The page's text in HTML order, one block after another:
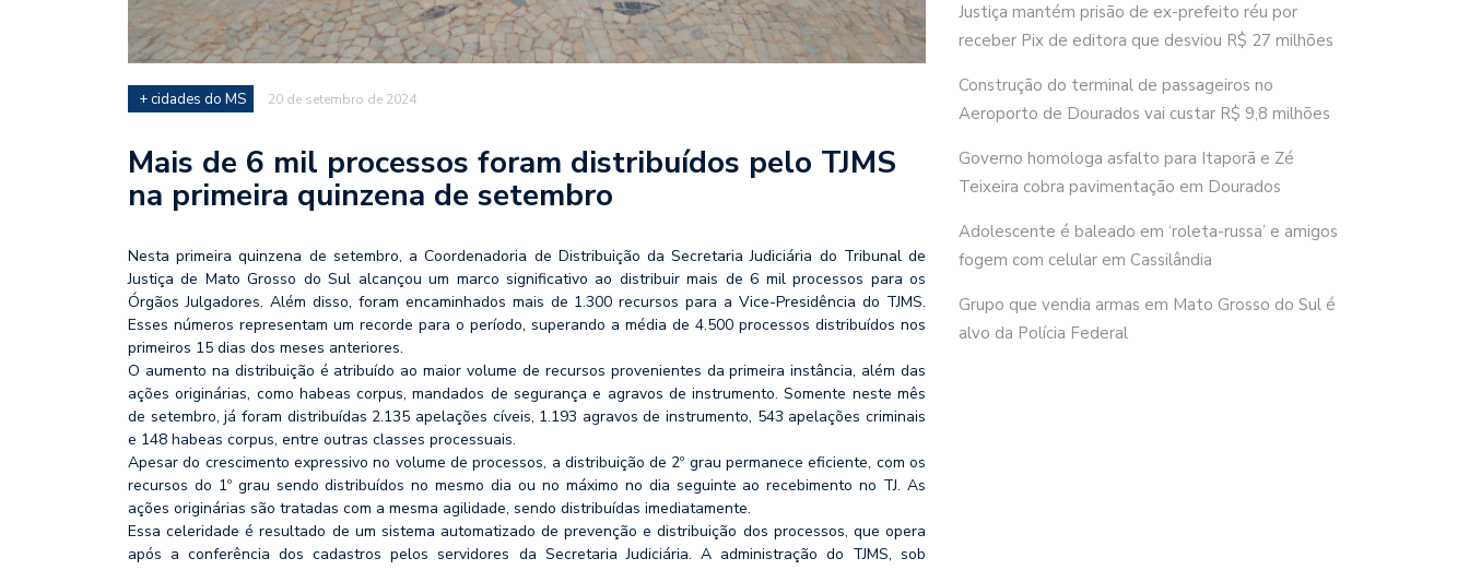
+ cidades do MS 20 de setembro de 2024
Mais de 6 mil processos foram distribuídos pelo TJMS
na primeira quinzena de setembro
Nesta primeira quinzena de setembro, a Coordenadoria de Distribuição da Secretaria Judiciária do Tribunal de
Justiça de Mato Grosso do Sul alcançou um marco significativo ao distribuir mais de 6 mil processos para os
Órgãos Julgadores. Além disso, foram encaminhados mais de 1.300 recursos para a Vice-Presidência do TJMS.
Esses números representam um recorde para o período, superando a média de 4.500 processos distribuídos nos
primeiros 15 dias dos meses anteriores.
O aumento na distribuição é atribuído ao maior volume de recursos provenientes da primeira instância, além das
ações originárias, como habeas corpus, mandados de segurança e agravos de instrumento. Somente neste mês
de setembro, já foram distribuídas 2.135 apelações cíveis, 1.193 agravos de instrumento, 543 apelações criminais
e 148 habeas corpus, entre outras classes processuais.
Apesar do crescimento expressivo no volume de processos, a distribuição de 2º grau permanece eficiente, com os
recursos do 1º grau sendo distribuídos no mesmo dia ou no máximo no dia seguinte ao recebimento no TJ. As
ações originárias são tratadas com a mesma agilidade, sendo distribuídas imediatamente.
Essa celeridade é resultado de um sistema automatizado de prevenção e distribuição dos processos, que opera
após a conferência dos cadastros pelos servidores da Secretaria Judiciária. A administração do TJMS, sob
Justiça mantém prisão de ex-prefeito réu por
receber Pix de editora que desviou R$ 27 milhões
Construção do terminal de passageiros no
Aeroporto de Dourados vai custar R$ 9,8 milhões
Governo homologa asfalto para Itaporã e Zé
Teixeira cobra pavimentação em Dourados
Adolescente é baleado em ‘roleta-russa’ e amigos
fogem com celular em Cassilândia
Grupo que vendia armas em Mato Grosso do Sul é
alvo da Polícia Federal